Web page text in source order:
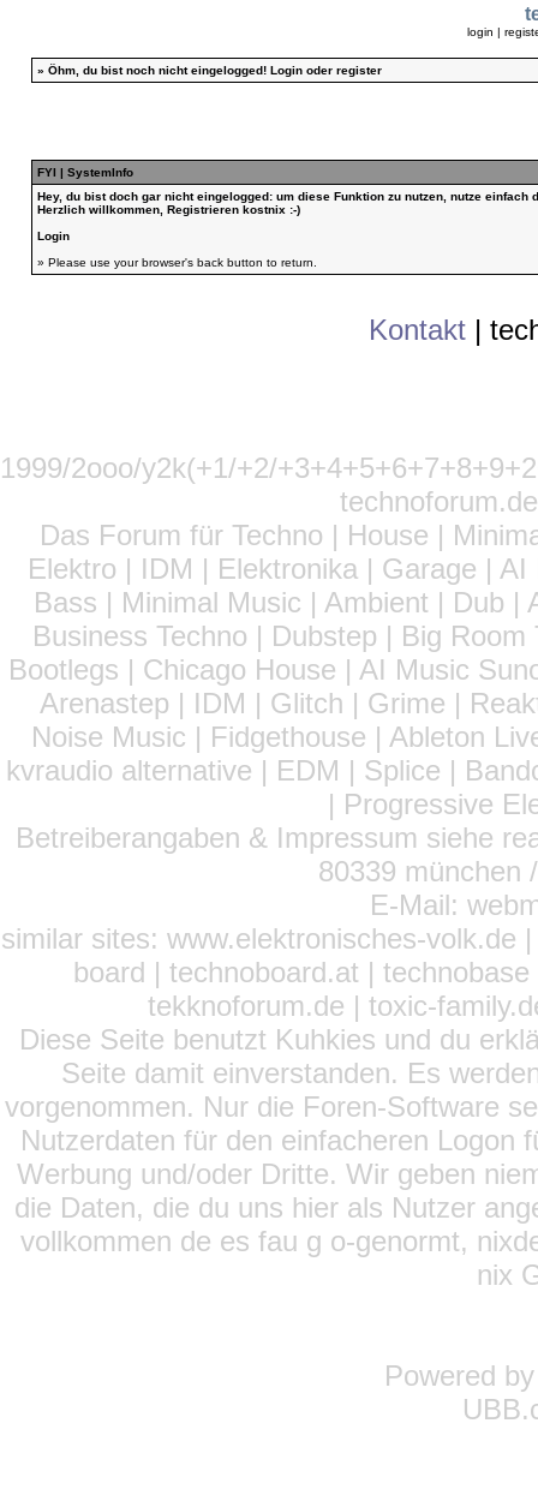
login |
» Öhm, du bist noch nicht eingelogged! Loginoder register
FYI | SystemInfo
Hey, du bist doch gar nicht eingelogged: um diese Funktion zu nutzen, nutze
Herzlich willkommen, Registrieren kostnix :-)
Login
» Please use your browser's back button to return.
Kontakt |
1999/2ooo/y2k(+1/+2/
Das Forum für Techno | House |
Elektro | IDM | Elektronika | Garage |
Bass | Minimal Music | Ambient | Dub
Business Techno | Dubstep | Big
Bootlegs | Chicago House | AI Music
Arenastep | IDM | Glitch | Grime |
Noise Music | Fidgethouse | Ableton
kvraudio alternative | EDM | Splice |
| Progressive
Betreiberangaben & Impressum siehe
80339 münchen
E-Mail:
similar sites: www.elektronisches-volk.de
board | technoboard.at |
tekknoforum.de | toxic-
Diese Seite benutzt Kuhkies und du
Seite damit einverstanden. Es
vorgenommen. Nur die Foren-Software
Nutzerdaten für den einfacheren Logon
Werbung und/oder Dritte. Wir geben
die Daten, die du uns hier als Nutzer
vollkommen de es fau g o-genormt,
nix
Powered